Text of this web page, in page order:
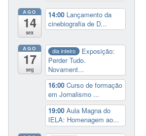
AGO
14
sex
14:00 Lançamento da
cinebiografia de D...
AGO
17
seg
dia inteiro
Exposição:
Perder Tudo.
Novament...
16:00Curso de formação
em Jornalismo ...
19:00Aula Magna do
IELA: Homenagem ao...